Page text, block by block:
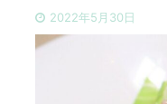
2022年5月30日